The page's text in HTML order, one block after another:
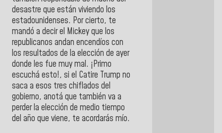
desastre que están viviendo los
estadounidenses. Por cierto, te
mandó a decir el Mickey que los
republicanos andan encendíos con
los resultados de la elección de ayer
donde les fue muy mal. ¡Primo
escuchá esto!, si el Catire Trump no
saca a esos tres chiflados del
gobierno, anotá que también va a
perder la elección de medio tiempo
del año que viene, te acordarás mío.